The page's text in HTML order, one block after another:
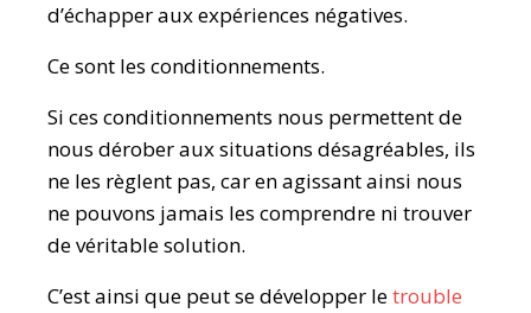
d’échapper aux expériences négatives.
Ce sont les conditionnements.
Si ces conditionnements nous permettent de
nous dérober aux situations désagréables, ils
ne les règlent pas, car en agissant ainsi nous
ne pouvons jamais les comprendre ni trouver
de véritable solution.
C’est ainsi que peut se développer letrouble